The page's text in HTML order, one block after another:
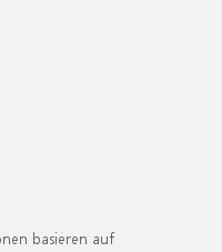
basieren auf